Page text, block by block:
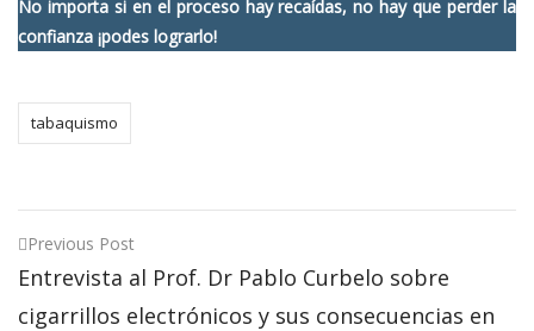
No importa si en el proceso hay recaídas, no hay que perder la
confianza ¡podes lograrlo!
tabaquismo
Post
navigation
Previous Post
Entrevista al Prof. Dr Pablo Curbelo sobre
cigarrillos electrónicos y sus consecuencias en